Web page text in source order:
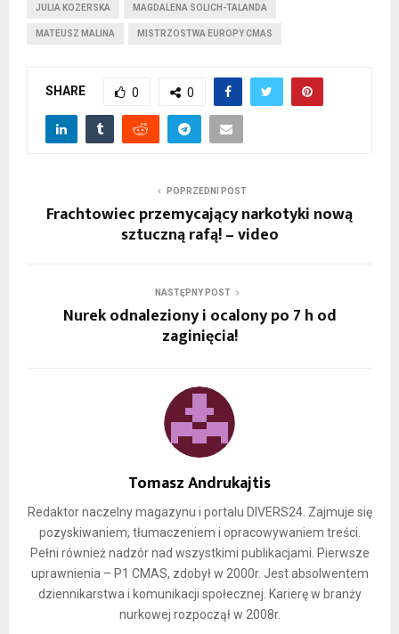
JULIA KOZERSKA MAGDALENA SOLICH-TALANDA
MATEUSZ MALINA MISTRZOSTWA EUROPY CMAS
SHARE 0 0
POPRZEDNI POST
Frachtowiec przemycający narkotyki nową
sztuczną rafą! – video
NASTĘPNY POST
Nurek odnaleziony i ocalony po 7 h od
zaginięcia!
Tomasz Andrukajtis
Redaktor naczelny magazynu i portalu DIVERS24. Zajmuje się
pozyskiwaniem, tłumaczeniem i opracowywaniem treści.
Pełni również nadzór nad wszystkimi publikacjami. Pierwsze
uprawnienia – P1 CMAS, zdobył w 2000r. Jest absolwentem
dziennikarstwa i komunikacji społecznej. Karierę w branży
nurkowej rozpoczął w 2008r.